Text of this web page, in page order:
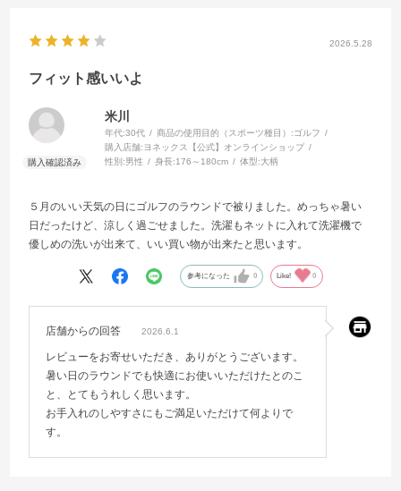
2026.5.28
フィット感いいよ
米川
年代:30代 商品の使用目的（スポーツ種目）:ゴルフ
購入店舗: ヨネックス【公式】オンラインショップ
性別:男性 身長:176～180cm 体型:大柄
５月のいい天気の日にゴルフのラウンドで被りました。めっちゃ暑い
日だったけど、涼しく過ごせました。洗濯もネットに入れて洗濯機で
優しめの洗いが出来て、いい買い物が出来たと思います。
参考になった 0 Like! 0
店舗からの回答 2026.6.1
レビューをお寄せいただき、ありがとうございます。
暑い日のラウンドでも快適にお使いいただけたとのこ
と、とてもうれしく思います。
お手入れのしやすさにもご満足いただけて何よりで
す。